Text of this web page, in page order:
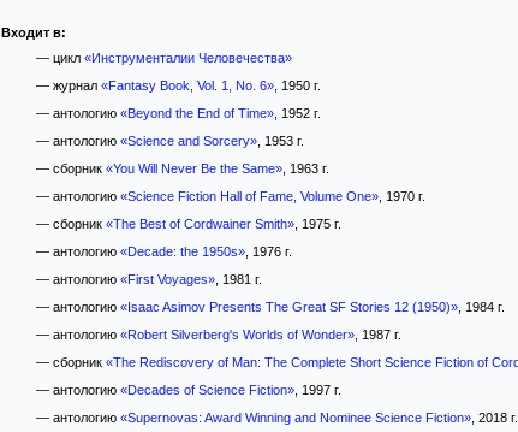
Входит в:
— цикл «Инструменталии Человечества»
— журнал «Fantasy Book, Vol. 1, No. 6», 1950 г.
— антологию «Beyond the End of Time», 1952 г.
— антологию «Science and Sorcery», 1953 г.
— сборник «You Will Never Be the Same», 1963 г.
— антологию «Science Fiction Hall of Fame, Volume One», 1970 г.
— сборник «The Best of Cordwainer Smith», 1975 г.
— антологию «Decade: the 1950s», 1976 г.
— антологию «First Voyages», 1981 г.
— антологию «Isaac Asimov Presents The Great SF Stories 12 (1950)», 1984 г.
— антологию «Robert Silverberg's Worlds of Wonder», 1987 г.
— сборник «The Rediscovery of Man: The Complete Short Science Fiction of
— антологию «Decades of Science Fiction», 1997 г.
— антологию «Supernovas: Award Winning and Nominee Science Fiction», 2018 г.